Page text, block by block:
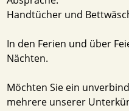
Handtücher und
In den Ferien und über
Nächten.
Möchten Sie ein
mehrere unserer